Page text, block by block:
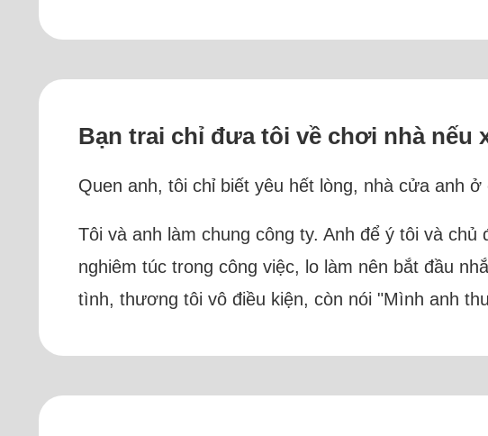
Bạn trai chỉ đưa tôi về chơi nhà nếu
Quen anh, tôi chỉ biết yêu hết lòng, nhà cửa anh ở
Tôi và anh làm chung công ty. Anh để ý tôi và
nghiêm túc trong công việc, lo làm nên bắt đầu
tình, thương tôi vô điều kiện, còn nói "Mình anh